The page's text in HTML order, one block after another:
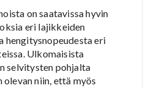
on saatavissa hyvin
eri lajikkeiden
hengitysnopeudesta eri
Ulkomaisista
selvitysten pohjalta
niin, että myös